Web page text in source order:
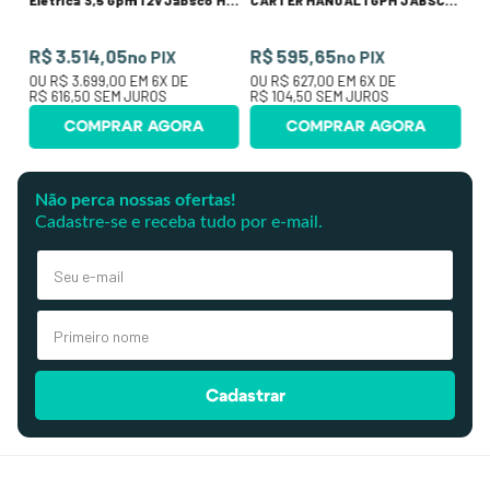
R$ 3.514,05no PIX
OU R$ 3.699,00 EM 6X DE
R$ 616,50 SEM JUROS
COMPRAR AGORA
R$ 595,65no PIX
OU R$ 627,00 EM 6X DE
R$ 104,50 SEM JUROS
COMPRAR AGORA
Não perca nossas ofertas!
Cadastre-se e receba tudo por e-mail.
Cadastrar